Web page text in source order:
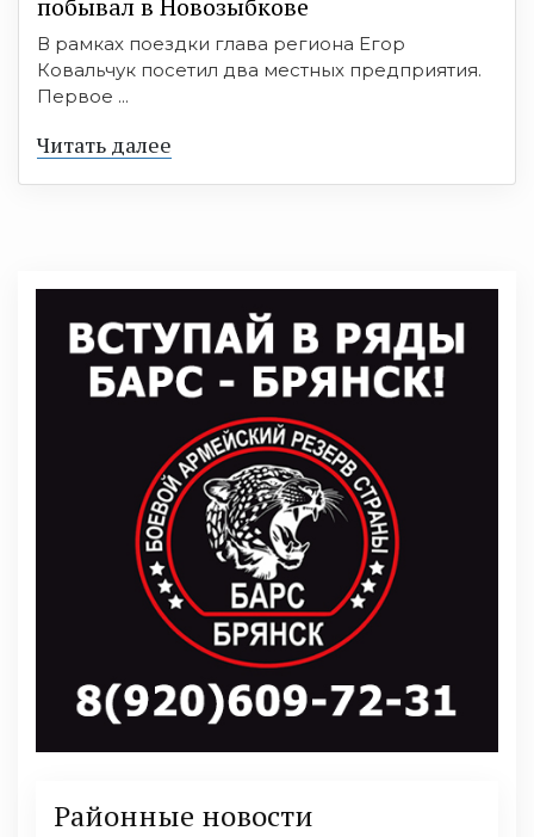
побывал в Новозыбкове
В рамках поездки глава региона Егор
Ковальчук посетил два местных предприятия.
Первое ...
Читать далее
Районные новости